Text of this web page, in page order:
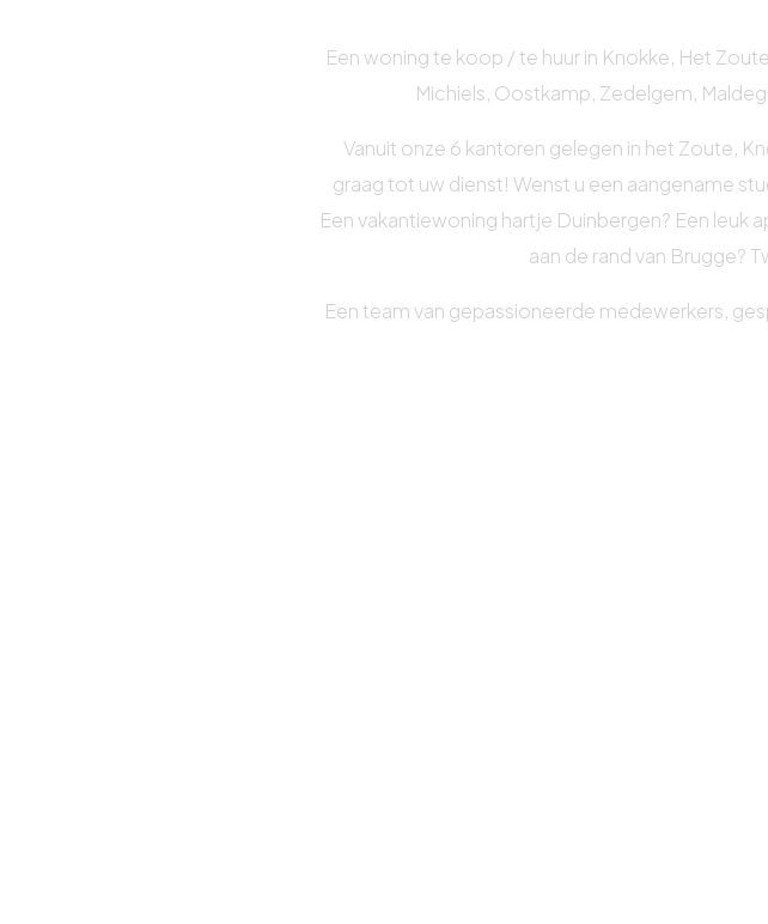
Een woning te koop / te huur in Knokke, Het
Michiels, Oostkamp, Zedelgem,
Vanuit onze 6 kantoren gelegen in het Zoute,
graag tot uw dienst! Wenst u een aangename
Een vakantiewoning hartje Duinbergen? Een leuk
aan de rand van Brugge?
Een team van gepassioneerde medewerkers,